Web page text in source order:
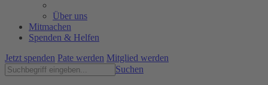
Über uns
Mitmachen
Spenden & Helfen
Jetzt spenden Pate werden Mitglied werden
Suchen